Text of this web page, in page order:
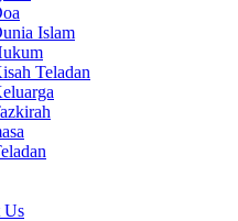
Islam
Teladan
Us